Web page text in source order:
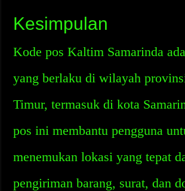
Kesimpulan
Kode pos Kaltim Samarinda
yang berlaku di wilayah
Timur, termasuk di kota
pos ini membantu pengguna
menemukan lokasi yang tepat
pengiriman barang, surat, dan